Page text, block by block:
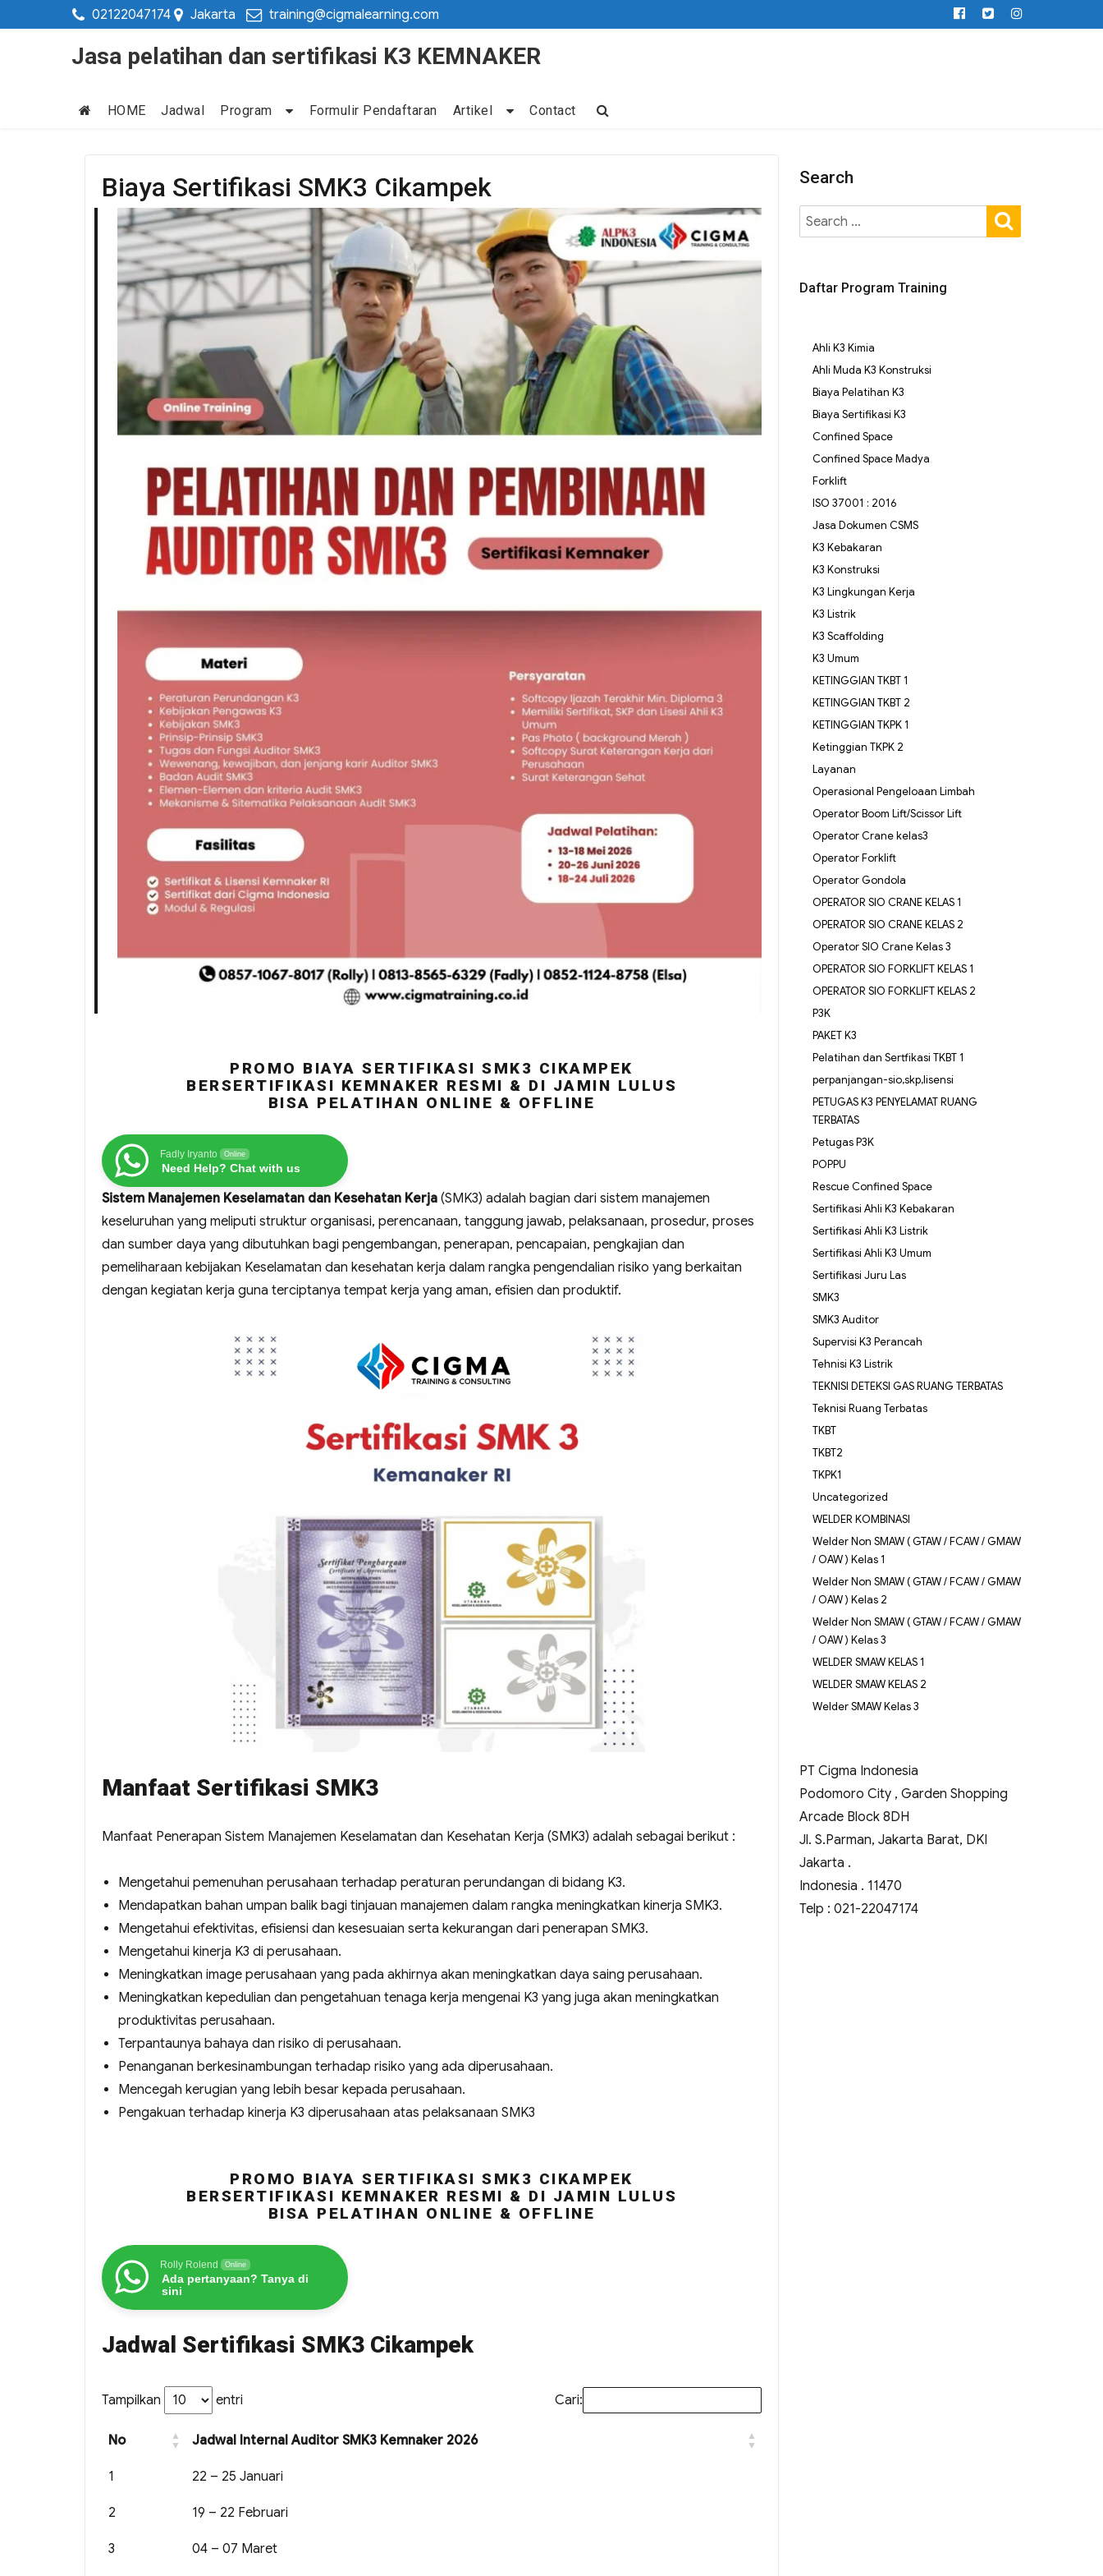
02122047174 Jakarta training@cigmalearning.com
Jasa pelatihan dan sertifikasi K3 KEMNAKER
HOME Jadwal Program Formulir Pendaftaran Artikel Contact
Biaya Sertifikasi SMK3 Cikampek
PROMO BIAYA SERTIFIKASI SMK3 CIKAMPEK
BERSERTIFIKASI KEMNAKER RESMI & DI JAMIN LULUS
BISA PELATIHAN ONLINE & OFFLINE
Fadly Iryanto Online
Need Help? Chat with us
Sistem Manajemen Keselamatan dan Kesehatan Kerja (SMK3) adalah bagian dari sistem manajemen
keseluruhan yang meliputi struktur organisasi, perencanaan, tanggung jawab, pelaksanaan, prosedur, proses
dan sumber daya yang dibutuhkan bagi pengembangan, penerapan, pencapaian, pengkajian dan
pemeliharaan kebijakan Keselamatan dan kesehatan kerja dalam rangka pengendalian risiko yang berkaitan
dengan kegiatan kerja guna terciptanya tempat kerja yang aman, efisien dan produktif.
Manfaat Sertifikasi SMK3
Manfaat Penerapan Sistem Manajemen Keselamatan dan Kesehatan Kerja (SMK3) adalah sebagai berikut :
Mengetahui pemenuhan perusahaan terhadap peraturan perundangan di bidang K3.
Mendapatkan bahan umpan balik bagi tinjauan manajemen dalam rangka meningkatkan kinerja SMK3.
Mengetahui efektivitas, efisiensi dan kesesuaian serta kekurangan dari penerapan SMK3.
Mengetahui kinerja K3 di perusahaan.
Meningkatkan image perusahaan yang pada akhirnya akan meningkatkan daya saing perusahaan.
Meningkatkan kepedulian dan pengetahuan tenaga kerja mengenai K3 yang juga akan meningkatkan
produktivitas perusahaan.
Terpantaunya bahaya dan risiko di perusahaan.
Penanganan berkesinambungan terhadap risiko yang ada diperusahaan.
Mencegah kerugian yang lebih besar kepada perusahaan.
Pengakuan terhadap kinerja K3 diperusahaan atas pelaksanaan SMK3
PROMO BIAYA SERTIFIKASI SMK3 CIKAMPEK
BERSERTIFIKASI KEMNAKER RESMI & DI JAMIN LULUS
BISA PELATIHAN ONLINE & OFFLINE
Rolly Rolend Online
Ada pertanyaan? Tanya di
sini
Jadwal Sertifikasi SMK3 Cikampek
Tampilkan entri Cari:
No Jadwal Internal Auditor SMK3 Kemnaker 2026
1 22 – 25 Januari
2 19 – 22 Februari
3 04 – 07 Maret
Search
Daftar Program Training
Ahli K3 Kimia
Ahli Muda K3 Konstruksi
Biaya Pelatihan K3
Biaya Sertifikasi K3
Confined Space
Confined Space Madya
Forklift
ISO 37001 : 2016
Jasa Dokumen CSMS
K3 Kebakaran
K3 Konstruksi
K3 Lingkungan Kerja
K3 Listrik
K3 Scaffolding
K3 Umum
KETINGGIAN TKBT 1
KETINGGIAN TKBT 2
KETINGGIAN TKPK 1
Ketinggian TKPK 2
Layanan
Operasional Pengeloaan Limbah
Operator Boom Lift/Scissor Lift
Operator Crane kelas3
Operator Forklift
Operator Gondola
OPERATOR SIO CRANE KELAS 1
OPERATOR SIO CRANE KELAS 2
Operator SIO Crane Kelas 3
OPERATOR SIO FORKLIFT KELAS 1
OPERATOR SIO FORKLIFT KELAS 2
P3K
PAKET K3
Pelatihan dan Sertfikasi TKBT 1
perpanjangan-sio,skp,lisensi
PETUGAS K3 PENYELAMAT RUANG
TERBATAS
Petugas P3K
POPPU
Rescue Confined Space
Sertifikasi Ahli K3 Kebakaran
Sertifikasi Ahli K3 Listrik
Sertifikasi Ahli K3 Umum
Sertifikasi Juru Las
SMK3
SMK3 Auditor
Supervisi K3 Perancah
Tehnisi K3 Listrik
TEKNISI DETEKSI GAS RUANG TERBATAS
Teknisi Ruang Terbatas
TKBT
TKBT2
TKPK1
Uncategorized
WELDER KOMBINASI
Welder Non SMAW ( GTAW / FCAW / GMAW
/ OAW ) Kelas 1
Welder Non SMAW ( GTAW / FCAW / GMAW
/ OAW ) Kelas 2
Welder Non SMAW ( GTAW / FCAW / GMAW
/ OAW ) Kelas 3
WELDER SMAW KELAS 1
WELDER SMAW KELAS 2
Welder SMAW Kelas 3
PT Cigma Indonesia
Podomoro City , Garden Shopping
Arcade Block 8DH
Jl. S.Parman, Jakarta Barat, DKI
Jakarta .
Indonesia . 11470
Telp : 021-22047174